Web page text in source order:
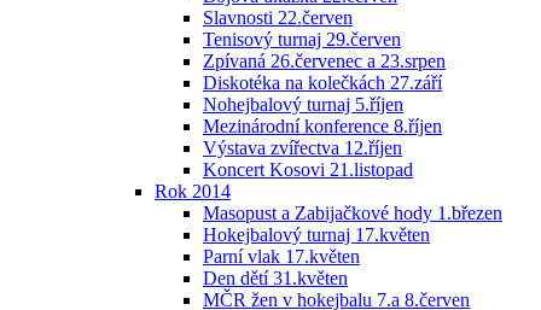
Slavnosti 22.červen
Tenisový turnaj 29.červen
Zpívaná 26.červenec a 23.srpen
Diskotéka na kolečkách 27.září
Nohejbalový turnaj 5.říjen
Mezinárodní konference 8.říjen
Výstava zvířectva 12.říjen
Koncert Kosovi 21.listopad
Rok 2014
Masopust a Zabijačkové hody 1.březen
Hokejbalový turnaj 17.květen
Parní vlak 17.květen
Den dětí 31.květen
MČR žen v hokejbalu 7.a 8.červen